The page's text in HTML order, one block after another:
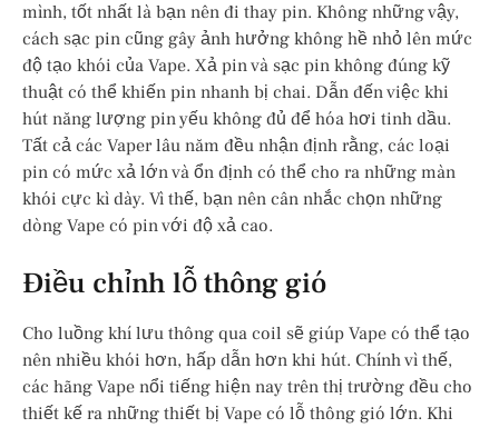
mình, tốt nhất là bạn nên đi thay pin. Không những vậy,
cách sạc pin cũng gây ảnh hưởng không hề nhỏ lên mức
độ tạo khói của Vape. Xả pin và sạc pin không đúng kỹ
thuật có thể khiến pin nhanh bị chai. Dẫn đến việc khi
hút năng lượng pin yếu không đủ để hóa hơi tinh dầu.
Tất cả các Vaper lâu năm đều nhận định rằng, các loại
pin có mức xả lớn và ổn định có thể cho ra những màn
khói cực kì dày. Vì thế, bạn nên cân nhắc chọn những
dòng Vape có pin với độ xả cao.
Điều chỉnh lỗ thông gió
Cho luồng khí lưu thông qua coil sẽ giúp Vape có thể tạo
nên nhiều khói hơn, hấp dẫn hơn khi hút. Chính vì thế,
các hãng Vape nổi tiếng hiện nay trên thị trường đều cho
thiết kế ra những thiết bị Vape có lỗ thông gió lớn. Khi